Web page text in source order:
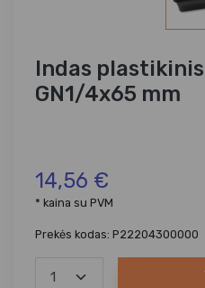
Indas
GN1/4x65 mm
14,56 €
* kaina su PVM
Prekės kodas: P22204300000